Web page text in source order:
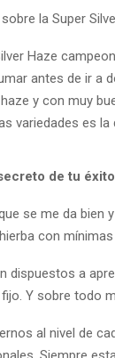
la Super
Haze
antes de ir a
y con muy
variedades es la
de tu
se me da
con
dispuestos a
fijo. Y sobre todo
al nivel de